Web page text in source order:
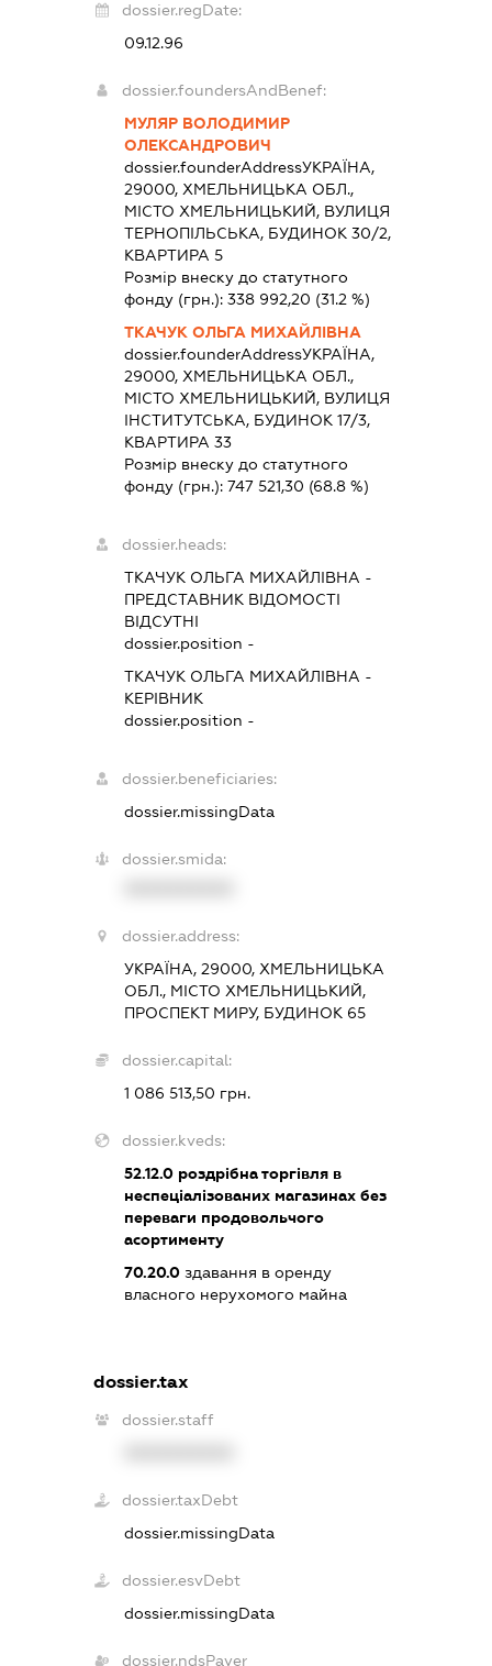
dossier.regDate:
09.12.96
dossier.foundersAndBenef:
МУЛЯР ВОЛОДИМИР
ОЛЕКСАНДРОВИЧ
dossier.founderAddressУКРАЇНА,
29000, ХМЕЛЬНИЦЬКА ОБЛ.,
МІСТО ХМЕЛЬНИЦЬКИЙ, ВУЛИЦЯ
ТЕРНОПІЛЬСЬКА, БУДИНОК 30/2,
КВАРТИРА 5
Розмір внеску до статутного
фонду (грн.):338 992,20 (31.2 %)
ТКАЧУК ОЛЬГА МИХАЙЛІВНА
dossier.founderAddressУКРАЇНА,
29000, ХМЕЛЬНИЦЬКА ОБЛ.,
МІСТО ХМЕЛЬНИЦЬКИЙ, ВУЛИЦЯ
ІНСТИТУТСЬКА, БУДИНОК 17/3,
КВАРТИРА 33
Розмір внеску до статутного
фонду (грн.):747 521,30 (68.8 %)
dossier.heads:
ТКАЧУК ОЛЬГА МИХАЙЛІВНА -
ПРЕДСТАВНИК ВІДОМОСТІ
ВІДСУТНІ
dossier.position -
ТКАЧУК ОЛЬГА МИХАЙЛІВНА -
КЕРІВНИК
dossier.position -
dossier.beneficiaries:
dossier.missingData
dossier.smida:
dossier.address:
УКРАЇНА, 29000, ХМЕЛЬНИЦЬКА
ОБЛ., МІСТО ХМЕЛЬНИЦЬКИЙ,
ПРОСПЕКТ МИРУ, БУДИНОК 65
dossier.capital:
1 086 513,50 грн.
dossier.kveds:
52.12.0 роздрібна торгівля в
неспеціалізованих магазинах без
переваги продовольчого
асортименту
70.20.0 здавання в оренду
власного нерухомого майна
dossier.tax
dossier.staff
dossier.taxDebt
dossier.missingData
dossier.esvDebt
dossier.missingData
dossier.ndsPayer